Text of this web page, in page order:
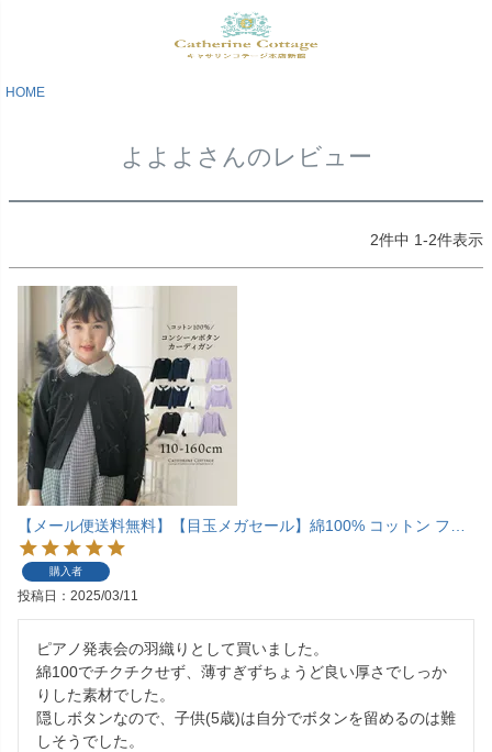
HOME
よよよさんのレビュー
2件中 1-2件表示
【メール便送料無料】【目玉メガセール】綿100% コットン フォーマル カーディガン 女の子 ベロアリボンと見えないボタンで上品フォーマルな印象 冠婚葬祭にも最適 キッズ 子供服 ニット 入園式 入学式 卒業式 YUP12《メール便優先商品》 キャサリンコテージ
購入者
投稿日 2025/03/11
ピアノ発表会の羽織りとして買いました。
綿100でチクチクせず、薄すぎずちょうど良い厚さでしっか
りした素材でした。
隠しボタンなので、子供(5歳)は自分でボタンを留めるのは難
しそうでした。